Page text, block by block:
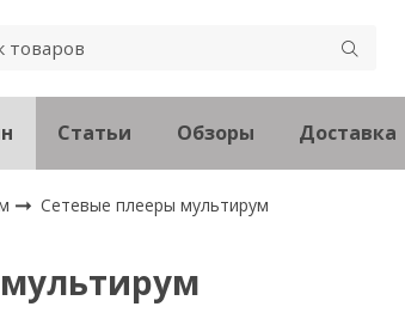
Статьи Обзоры Доставка
Сетевые плееры мультирум